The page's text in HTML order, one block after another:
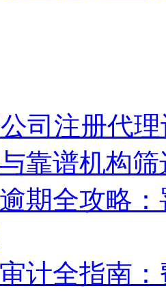
司注册代
靠谱机构筛
期全攻略
计全指南